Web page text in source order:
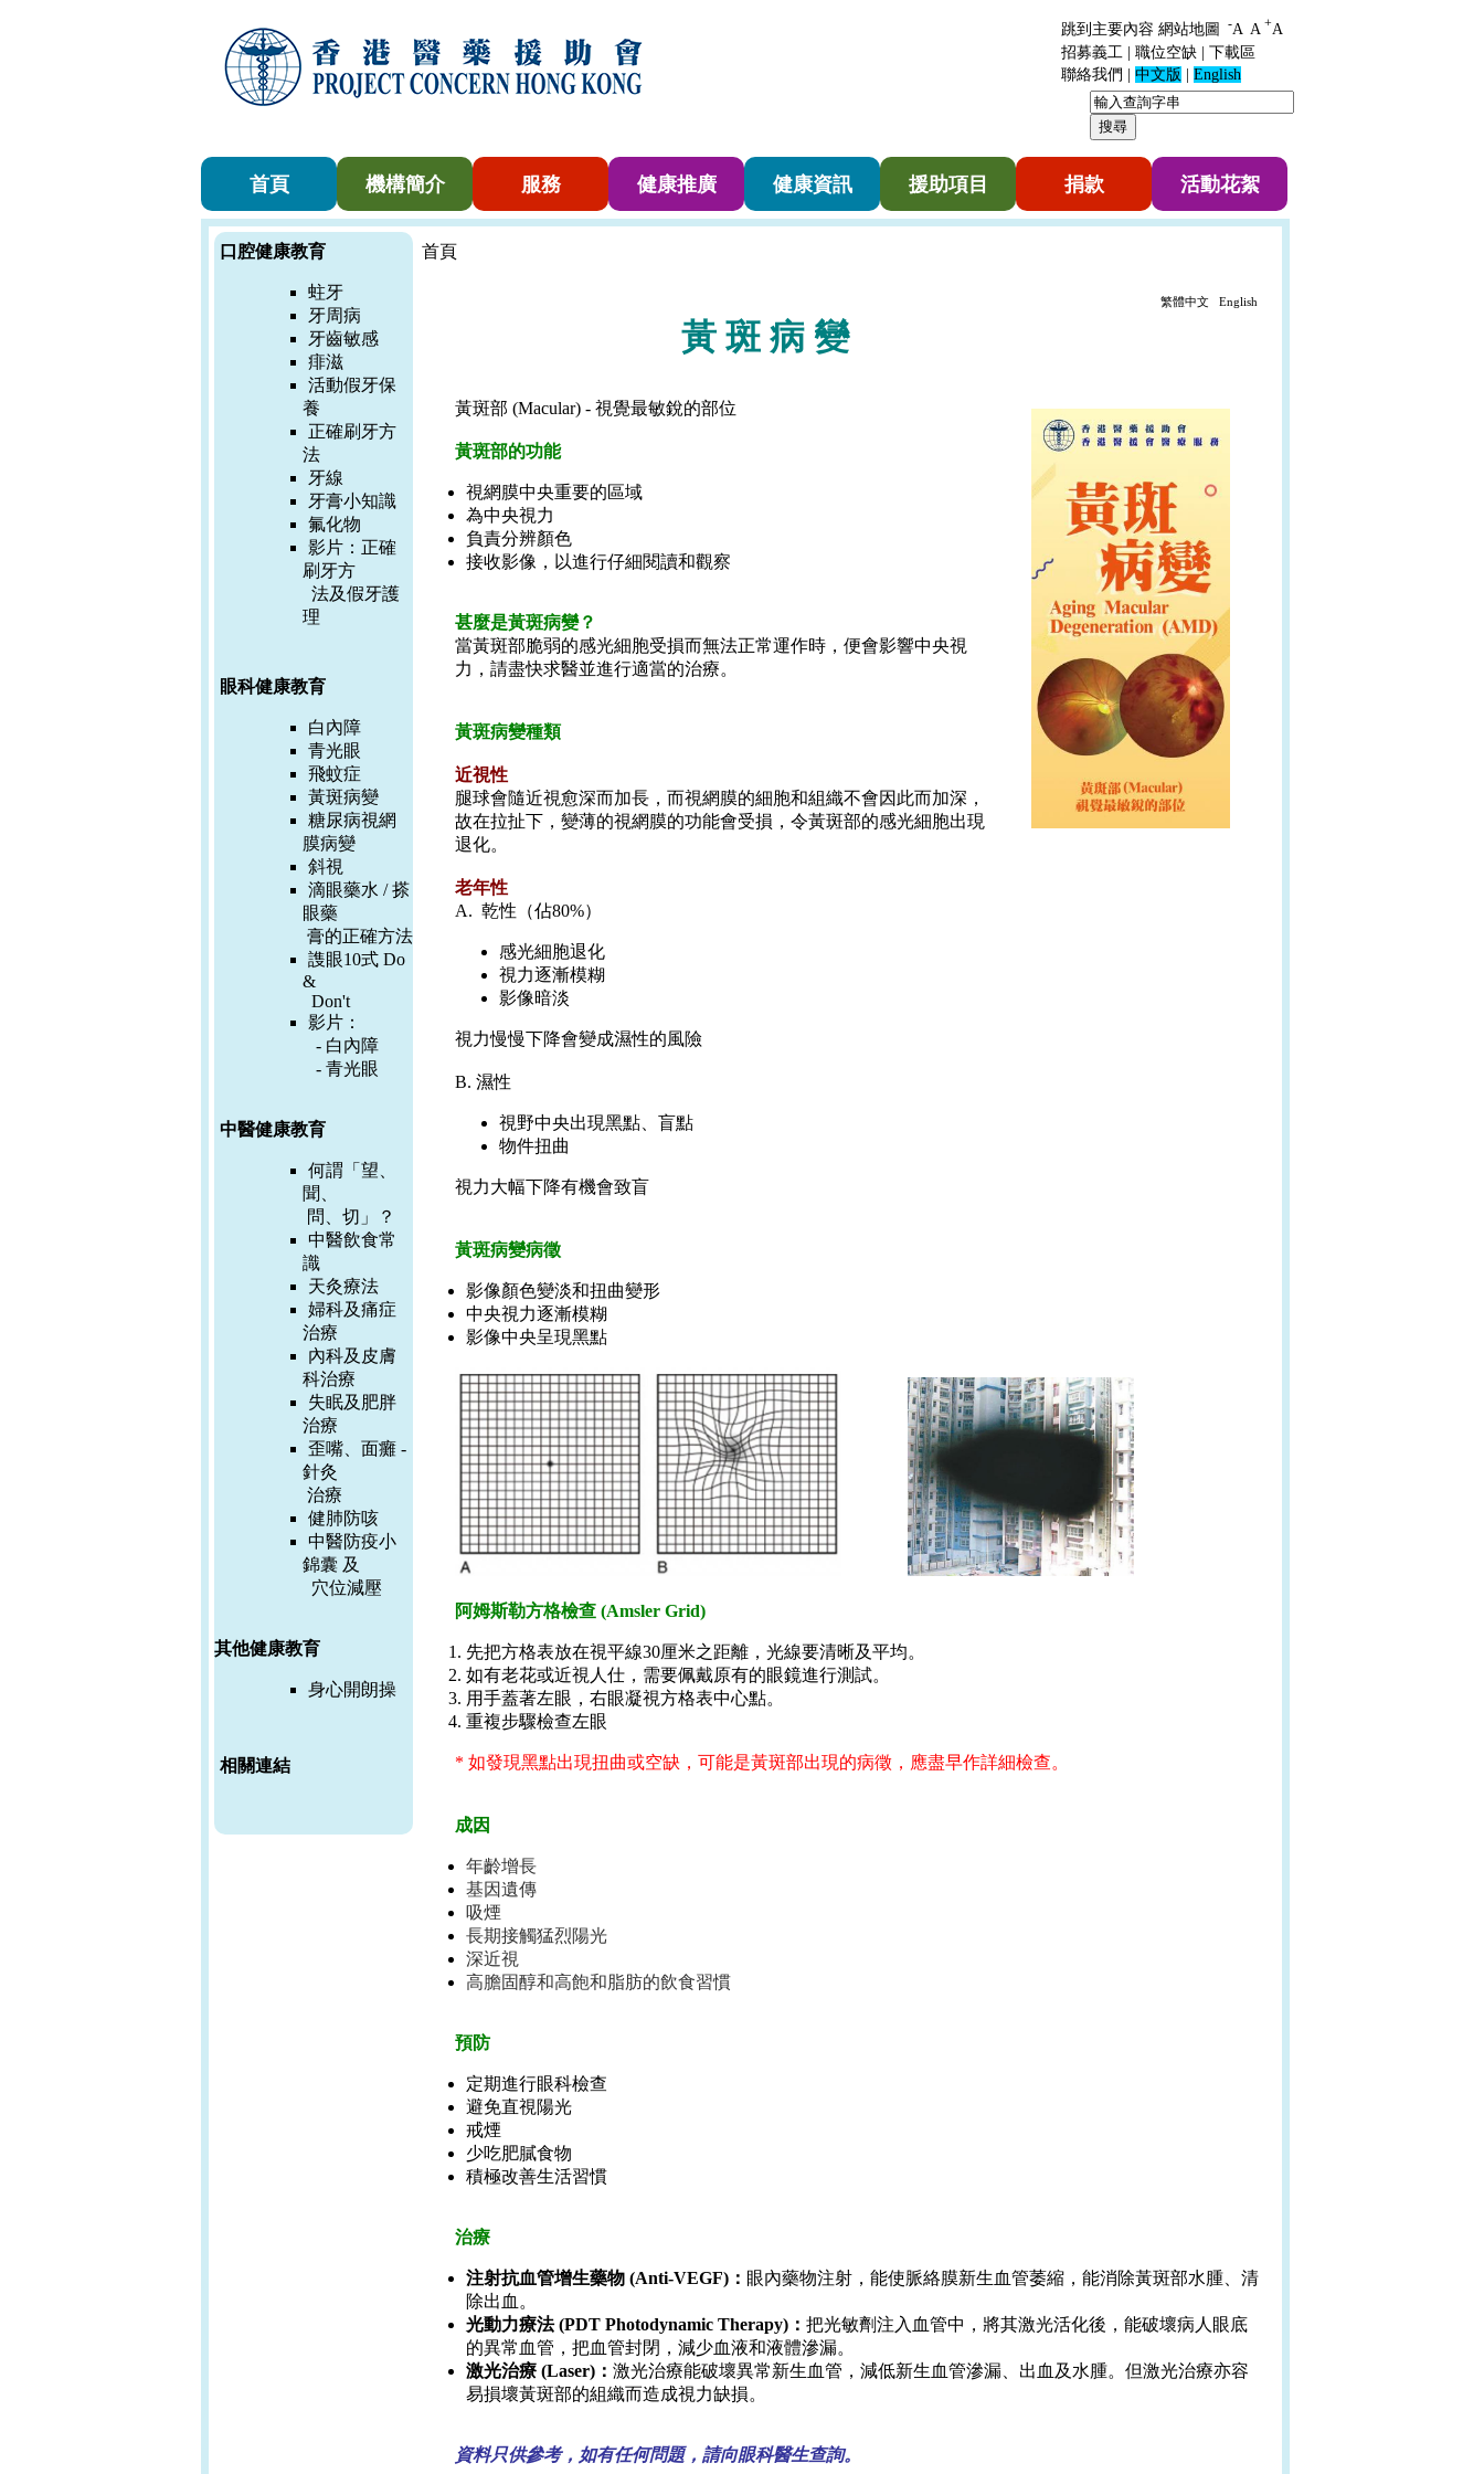
跳到主要內容 網站地圖 -A A +A
招募義工 | 職位空缺 | 下載區
聯絡我們
中文版 English
首頁 機構簡介 服務 健康推廣 健康資訊 援助項目 捐款 活動花絮
口腔健康教育
蛀牙
牙周病
牙齒敏感
痱滋
活動假牙保
養
正確刷牙方
法
牙線
牙膏小知識
氟化物
影片： 正確
刷牙方
法及假牙護
理
眼科健康教育
白內障
青光眼
飛蚊症
黃斑病變
糖尿病視網
膜病變
斜視
滴眼藥水 / 搽
眼藥
膏的正確方法
謢眼10式 Do
&
Don't
影片：
- 白內障
- 青光眼
中醫健康教育
何謂「望、
聞、
問、切」？
中醫飲食常
識
天灸療法
婦科及痛症
治療
內科及皮膚
科治療
失眠及肥胖
治療
歪嘴、面癱 -
針灸
治療
健肺防咳
中醫防疫小
錦囊 及
穴位減壓
其他健康教育
身心開朗操
相關連結
首頁
繁體中文 English
黃 斑 病 變
黃斑部 (Macular) - 視覺最敏銳的部位
黃斑部的功能
視網膜中央重要的區域
為中央視力
負責分辨顏色
接收影像，以進行仔細閱讀和觀察
甚麼是黃斑病變？
當黃斑部脆弱的感光細胞受損而無法正常運作時，便會影響中央視
力，請盡快求醫並進行適當的治療。
黃斑病變種類
近視性
腿球會隨近視愈深而加長，而視網膜的細胞和組織不會因此而加深，
故在拉扯下，變薄的視網膜的功能會受損，令黃斑部的感光細胞出現
退化。
老年性
A. 乾性（佔80%）
感光細胞退化
視力逐漸模糊
影像暗淡
視力慢慢下降會變成濕性的風險
B. 濕性
視野中央出現黑點、盲點
物件扭曲
視力大幅下降有機會致盲
黃斑病變病徵
影像顏色變淡和扭曲變形
中央視力逐漸模糊
影像中央呈現黑點
阿姆斯勒方格檢查 (Amsler Grid)
先把方格表放在視平線30厘米之距離，光線要清晰及平均。
如有老花或近視人仕，需要佩戴原有的眼鏡進行測試。
用手蓋著左眼，右眼凝視方格表中心點。
重複步驟檢查左眼
* 如發現黑點出現扭曲或空缺，可能是黃斑部出現的病徵，應盡早作詳細檢查。
成因
年齡增長
基因遺傳
吸煙
長期接觸猛烈陽光
深近視
高膽固醇和高飽和脂肪的飲食習慣
預防
定期進行眼科檢查
避免直視陽光
戒煙
少吃肥膩食物
積極改善生活習慣
治療
注射抗血管增生藥物 (Anti-VEGF)： 眼內藥物注射，能使脈絡膜新生血管萎縮，能消除黃斑部水腫、清
除出血。
光動力療法 (PDT Photodynamic Therapy)： 把光敏劑注入血管中，將其激光活化後，能破壞病人眼底
的異常血管，把血管封閉，減少血液和液體滲漏。
激光治療 (Laser)： 激光治療能破壞異常新生血管，減低新生血管滲漏、出血及水腫。但激光治療亦容
易損壞黃斑部的組織而造成視力缺損。
資料只供參考，如有任何問題，請向眼科醫生查詢。